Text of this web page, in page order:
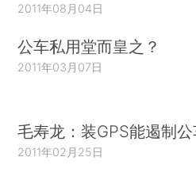
2011年08月04日
公车私用堂而皇之？
2011年03月07日
毛寿龙：装GPS能遏制公
2011年02月25日